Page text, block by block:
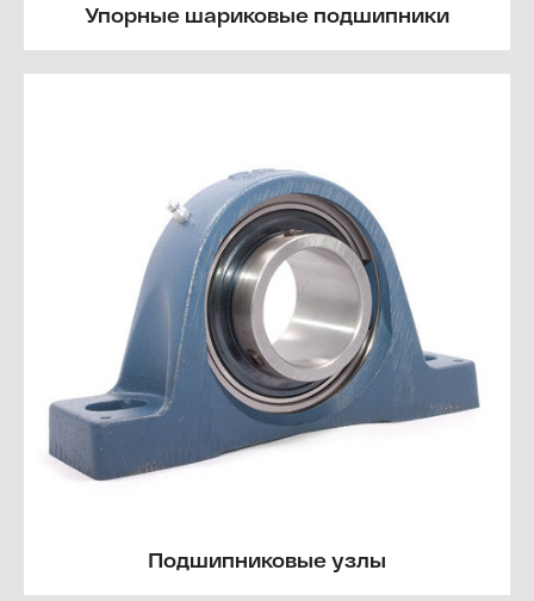
Упорные шариковые подшипники
Подшипниковые узлы